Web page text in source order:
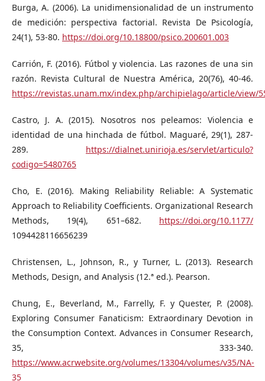
Burga, A. (2006). La unidimensionalidad de un instrumento
de medición: perspectiva factorial. Revista De Psicología,
24(1), 53-80. https://doi.org/10.18800/psico.200601.003
Carrión, F. (2016). Fútbol y violencia. Las razones de una sin
razón. Revista Cultural de Nuestra América, 20(76), 40-46.
https://revistas.unam.mx/index.php/archipielago/article/view/
Castro, J. A. (2015). Nosotros nos peleamos: Violencia e
identidad de una hinchada de fútbol. Maguaré, 29(1), 287-
289. https://dialnet.unirioja.es/servlet/articulo?
codigo=5480765
Cho, E. (2016). Making Reliability Reliable: A Systematic
Approach to Reliability Coefficients. Organizational Research
Methods, 19(4), 651–682. https://doi.org/10.1177/
1094428116656239
Christensen, L., Johnson, R., y Turner, L. (2013). Research
Methods, Design, and Analysis (12.ª ed.). Pearson.
Chung, E., Beverland, M., Farrelly, F. y Quester, P. (2008).
Exploring Consumer Fanaticism: Extraordinary Devotion in
the Consumption Context. Advances in Consumer Research,
35, 333-340.
https://www.acrwebsite.org/volumes/13304/volumes/v35/NA-
35